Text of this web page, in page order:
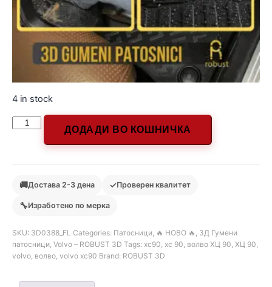
4 in stock
ДОДАДИ ВО КОШНИЧКА
🚚Достава 2-3 дена ✓Проверен квалитет
🔧Изработено по мерка
SKU: 3D0388_FL Categories: Патосници, 🔥 НОВО 🔥 , 3Д Гумени
патосници, Volvo – ROBUST 3D Tags: xc90, xc 90, волво ХЦ 90, ХЦ 90,
volvo, волво, volvo xc90 Brand: ROBUST 3D